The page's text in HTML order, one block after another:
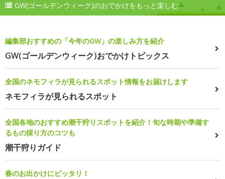
GW(ゴールデンウィーク)のおでかけをもっと楽しむ
編集部おすすめの「今年のGW」の楽しみ方を紹介
GW(ゴールデンウィーク)おでかけトピックス
全国のネモフィラが見られるスポット情報をお届けします
ネモフィラが見られるスポット
全国各地のおすすめ潮干狩りスポットを紹介！旬な時期や準備す
るもの採り方のコツも
潮干狩りガイド
春のお出かけにピッタリ！